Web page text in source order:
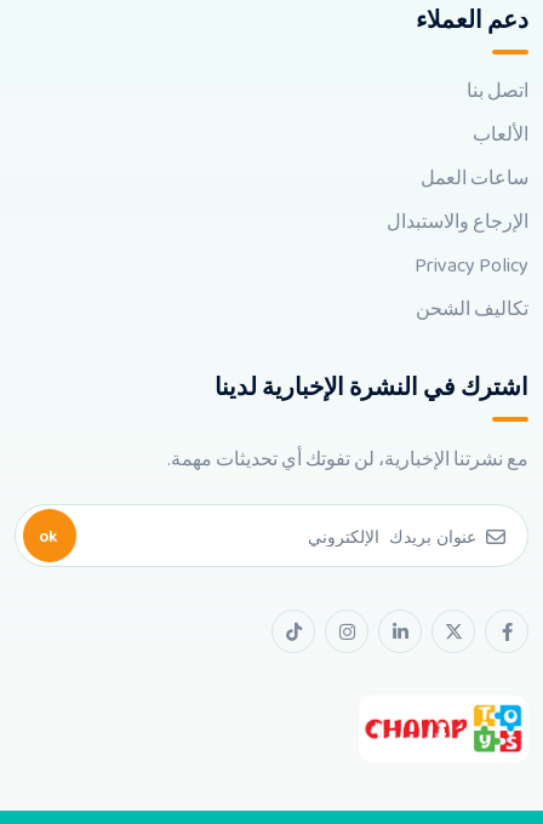
دعم العملاء
اتصل بنا
الألعاب
ساعات العمل
الإرجاع والاستبدال
Privacy Policy
تكاليف الشحن
اشترك في النشرة الإخبارية لدينا
مع نشرتنا الإخبارية، لن تفوتك أي تحديثات مهمة.
ok